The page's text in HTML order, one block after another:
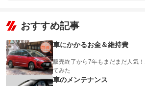
おすすめ記事
車にかかるお金＆維持費
販売終了から7年もまだまだ人気
てみた
車のメンテナンス